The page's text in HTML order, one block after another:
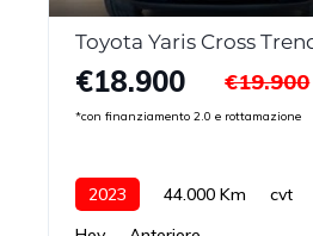
€18.900
*con finanziamento 2.0 e rottamazione
€19.900
2023 44.000 Km
cvt